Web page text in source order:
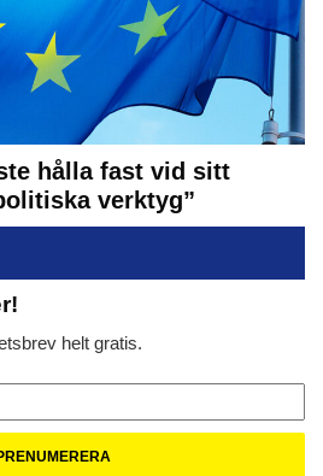
hålla fast vid sitt
verktyg”
helt gratis.